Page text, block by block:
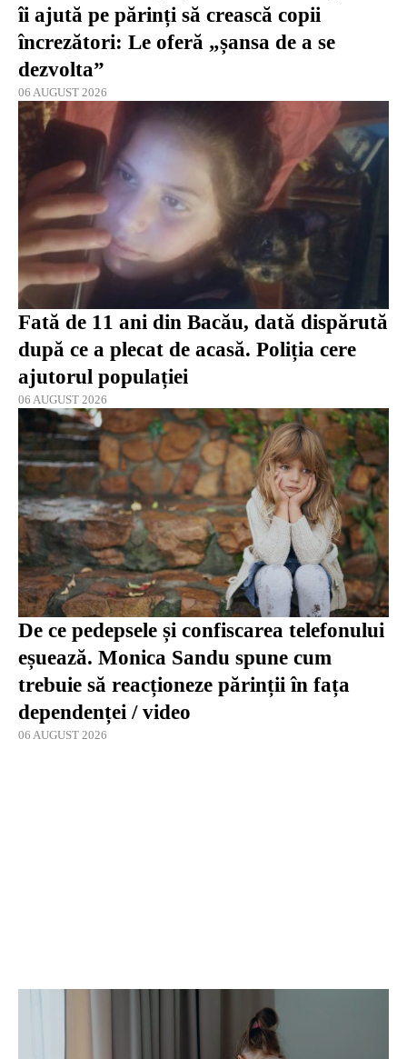
îi ajută pe părinți să crească copii
încrezători: Le oferă „șansa de a se
dezvolta”
06 AUGUST 2026
Fată de 11 ani din Bacău, dată dispărută
după ce a plecat de acasă. Poliția cere
ajutorul populației
06 AUGUST 2026
De ce pedepsele și confiscarea telefonului
eșuează. Monica Sandu spune cum
trebuie să reacționeze părinții în fața
dependenței / video
06 AUGUST 2026